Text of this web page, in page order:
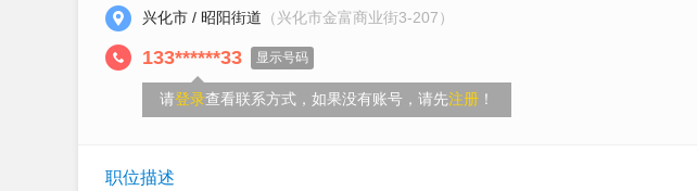
兴化市 / 昭阳街道 （兴化市金富商业街3-207）
133******33 显示号码
请登录查看联系方式，如果没有账号，请先注册 ！
职位描述